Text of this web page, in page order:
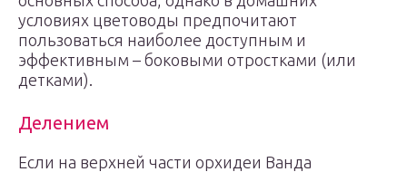
условиях цветоводы предпочитают
пользоваться наиболее доступным и
эффективным – боковыми отростками (или
детками).
Делением
Если на верхней части орхидеи Ванда